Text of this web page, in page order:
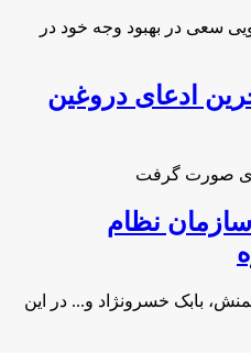
سعی در بهبود وجه خود در
ادعای دروغین
صورت گرفت
نظام
بابک خسرونژاد و... در این